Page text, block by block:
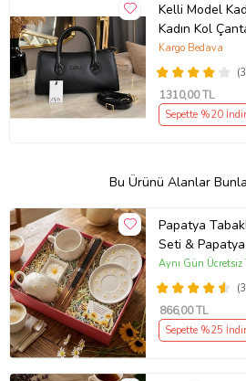
Kelli Model
Kadın Kol
Günlük Kadın
Çanta - Çapraz
Kargo Bedava
1310,00 TL
Sepette %20
Bu Ürünü Alanlar
Papatya
Seti &
Aynı Gün Ücretsiz
866,00 TL
Sepette %25